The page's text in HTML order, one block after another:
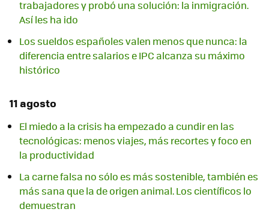
trabajadores y probó una solución: la inmigración.
Así les ha ido
Los sueldos españoles valen menos que nunca: la
diferencia entre salarios e IPC alcanza su máximo
histórico
11 agosto
El miedo a la crisis ha empezado a cundir en las
tecnológicas: menos viajes, más recortes y foco en
la productividad
La carne falsa no sólo es más sostenible, también es
más sana que la de origen animal. Los científicos lo
demuestran